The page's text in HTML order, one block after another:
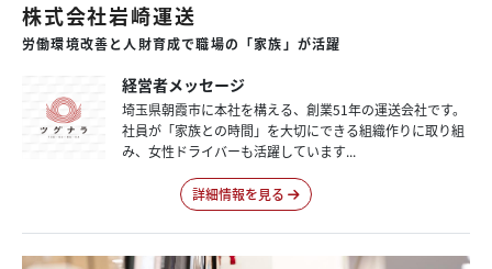
株式会社岩崎運送
労働環境改善と 人財育成で職場の 「家族」が活躍
経営者メッセージ
埼玉県朝霞市に本社を構える、創業51年の運送会社です。
社員が「家族との時間」を大切にできる組織作りに取り組
み、女性ドライバーも活躍しています...
詳細情報を見る